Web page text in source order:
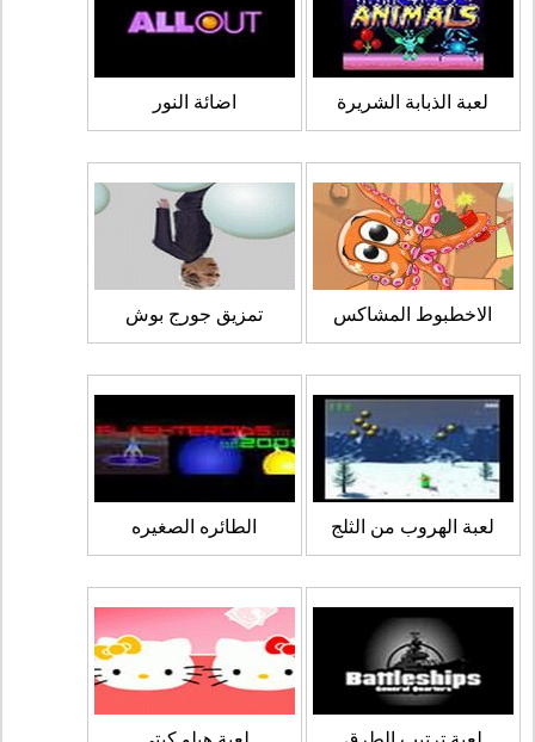
لعبة الذبابة الشريرة اضائة النور
الاخطبوط المشاكس تمزيق جورج بوش
لعبة الهروب من الثلج الطائره الصغيره